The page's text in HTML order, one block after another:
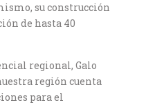
su construcción
de hasta 40
regional, Galo
región cuenta
para el